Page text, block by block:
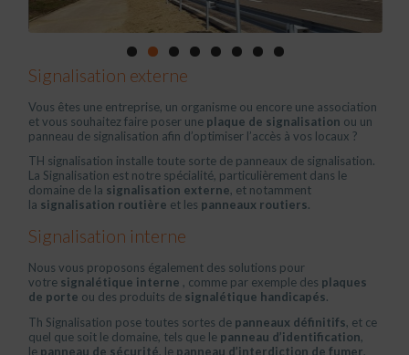
Signalisation externe
Vous êtes une entreprise, un organisme ou encore une association
et vous souhaitez faire poser une plaque de signalisation ou un
panneau de signalisation afin d’optimiser l’accès à vos locaux ?
TH signalisation installe toute sorte de panneaux de signalisation.
La Signalisation est notre spécialité, particulièrement dans le
domaine de la signalisation externe, et notamment
la signalisation routière et les panneaux routiers.
Signalisation interne
Nous vous proposons également des solutions pour
votre signalétique interne , comme par exemple des plaques
de porte ou des produits de signalétique handicapés.
Th Signalisation pose toutes sortes de panneaux définitifs, et ce
quel que soit le domaine, tels que le panneau d’identification,
le panneau de sécurité, le panneau d’interdiction de fumer,